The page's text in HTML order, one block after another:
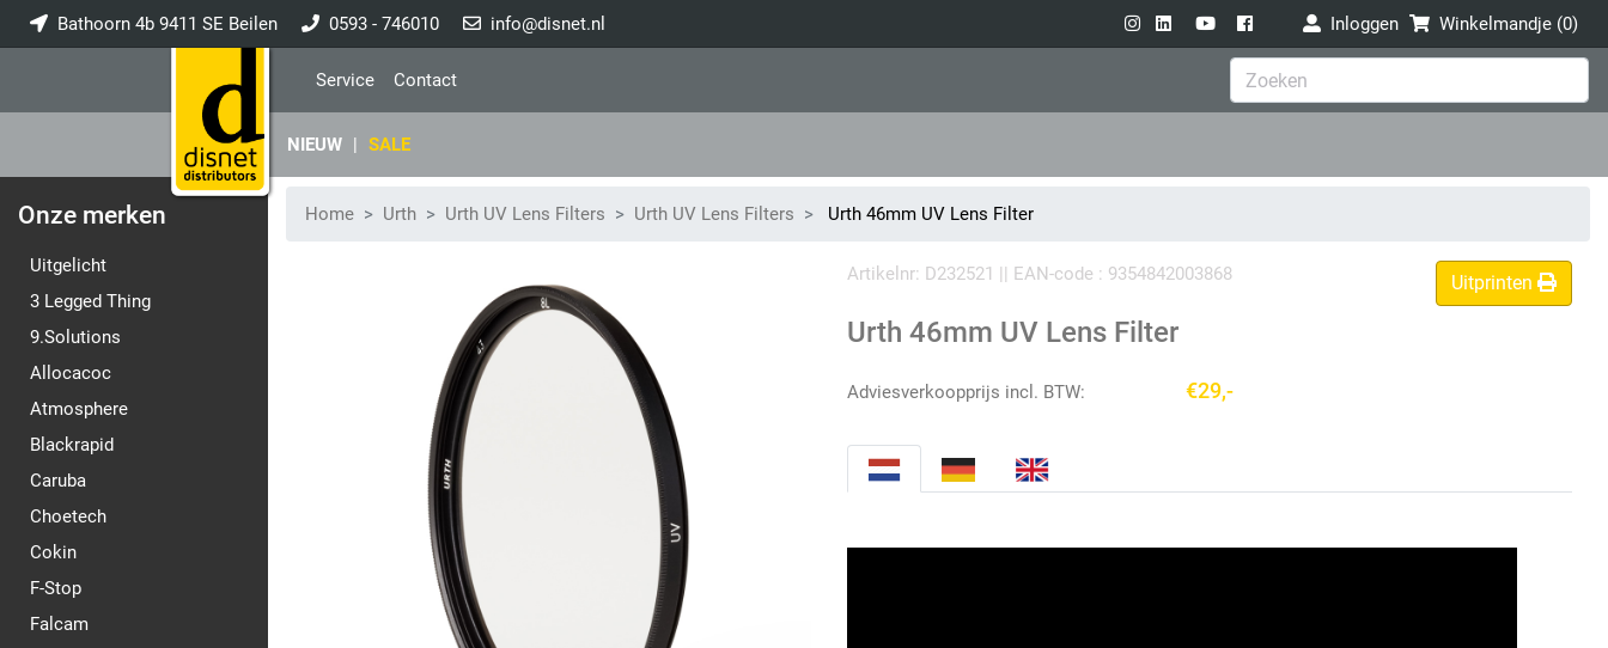
Bathoorn 4b 9411 SE Beilen 0593 - 746010 info@disnet.nl Inloggen Winkelmandje (0)
Service Contact
NIEUW | SALE
Onze merken
Uitgelicht
3 Legged Thing
9.Solutions
Allocacoc
Atmosphere
Blackrapid
Caruba
Choetech
Cokin
F-Stop
Falcam
Home Urth Urth UV Lens Filters Urth UV Lens Filters Urth 46mm UV Lens Filter
Artikelnr: D232521 || EAN-code : 9354842003868 Uitprinten
Urth 46mm UV Lens Filter
Adviesverkoopprijs incl. BTW: €29,-